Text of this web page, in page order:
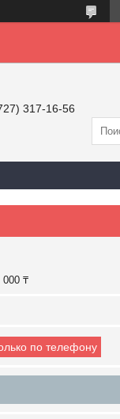
317-16-56
₸
по телефону